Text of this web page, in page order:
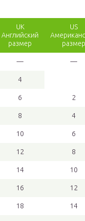
UK
Английский
размер
US
размер
— —
4
6 2
8 4
10 6
12 8
14 10
16 12
18 14